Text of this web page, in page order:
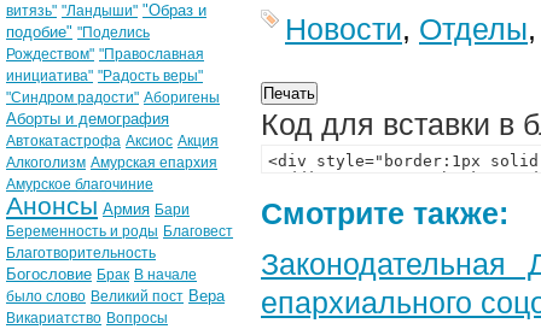
Новости, Отделы
Код для вставки в
Смотрите также:
епархиального
витязь" "Ландыши" "Образ и
подобие" "Поделись
Рождеством" "Православная
инициатива" "Радость веры"
"Синдром радости" Аборигены
Аборты и демография
Автокатастрофа Аксиос Акция
Алкоголизм Амурская епархия
Амурское благочиние
Анонсы Армия Бари
Беременность и роды Благовест
Благотворительность
Богословие Брак В начале
было слово Великий пост Вера
Викариатство Вопросы